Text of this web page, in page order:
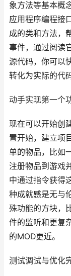
象方法等基本概
应用程序编程接
成的类和方法，
事件，通过阅读
源代码，你可以
转化为实际的代
动手实现第一个
现在可以开始创
置开始，建立项
单的物品，比如
注册物品到游戏
中通过指令获得
种成就感是无与
殊功能的方块，
件的监听和更复
的MOD更近。
测试调试与优化